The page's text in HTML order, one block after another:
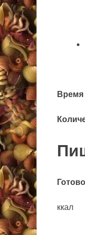
Время
ккал